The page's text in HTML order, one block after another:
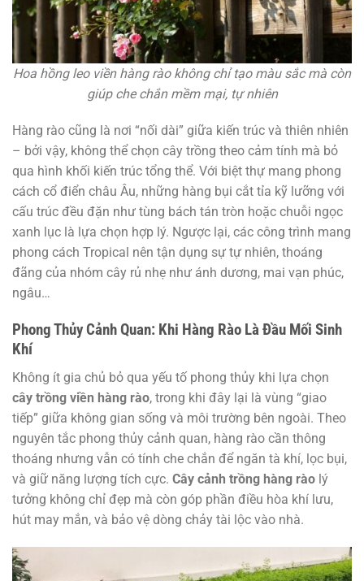
Hoa hồng leo viền hàng rào không chỉ tạo màu sắc mà còn
giúp che chắn mềm mại, tự nhiên
Hàng rào cũng là nơi “nối dài” giữa kiến trúc và thiên nhiên
– bởi vậy, không thể chọn cây trồng theo cảm tính mà bỏ
qua hình khối kiến trúc tổng thể. Với biệt thự mang phong
cách cổ điển châu Âu, những hàng bụi cắt tỉa kỹ lưỡng với
cấu trúc đều đặn như tùng bách tán tròn hoặc chuỗi ngọc
xanh lục là lựa chọn hợp lý. Ngược lại, các công trình mang
phong cách Tropical nên tận dụng sự tự nhiên, thoáng
đãng của nhóm cây rủ nhẹ như ánh dương, mai vạn phúc,
ngâu…
Phong Thủy Cảnh Quan: Khi Hàng Rào Là Đầu Mối Sinh
Khí
Không ít gia chủ bỏ qua yếu tố phong thủy khi lựa chọn
cây trồng viền hàng rào, trong khi đây lại là vùng “giao
tiếp” giữa không gian sống và môi trường bên ngoài. Theo
nguyên tắc phong thủy cảnh quan, hàng rào cần thông
thoáng nhưng vẫn có tính che chắn để ngăn tà khí, lọc bụi,
và giữ năng lượng tích cực. Cây cảnh trồng hàng rào lý
tưởng không chỉ đẹp mà còn góp phần điều hòa khí lưu,
hút may mắn, và bảo vệ dòng chảy tài lộc vào nhà.